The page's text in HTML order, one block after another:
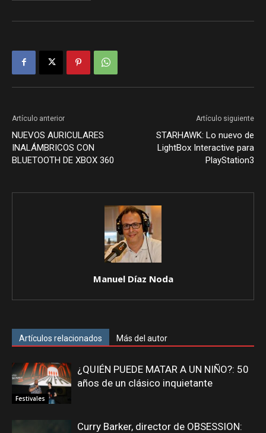
Artículo anterior
NUEVOS AURICULARES
INALÁMBRICOS CON
BLUETOOTH DE XBOX 360
Artículo siguiente
STARHAWK: Lo nuevo de
LightBox Interactive para
PlayStation3
Manuel Díaz Noda
Artículos relacionados Más del autor
Festivales
¿QUIÉN PUEDE MATAR A UN NIÑO?: 50
años de un clásico inquietante
Curry Barker, director de OBSESSION: